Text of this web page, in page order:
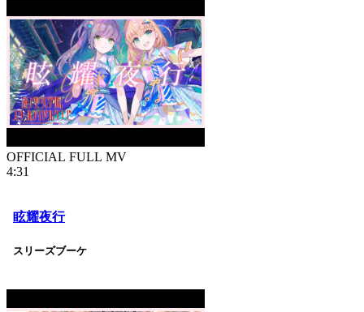
OFFICIAL FULL MV
4:31
眩耀夜行
スリーズブーケ